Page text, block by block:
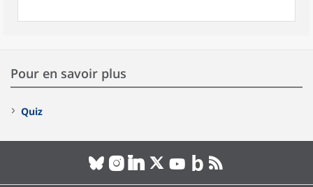
Pour en savoir plus
Quiz